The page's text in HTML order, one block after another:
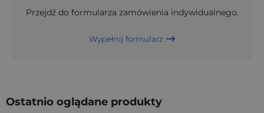
Przejdź do formularza zamówienia indywidualnego.
Wypełnij formularz
Ostatnio oglądane produkty